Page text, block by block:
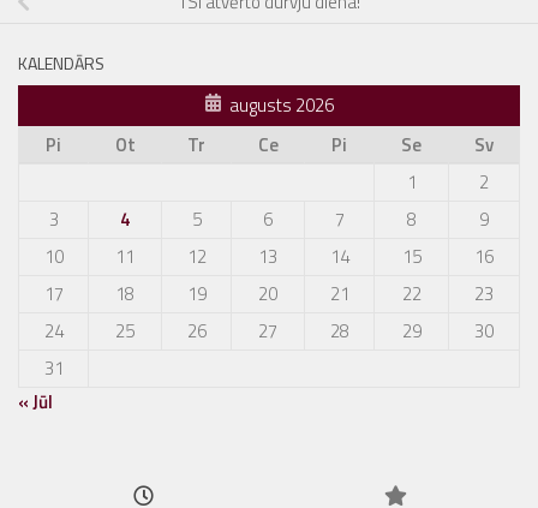
KALENDĀRS
augusts 2026
Pi
Ot Tr Ce Pi Se
Sv
1
2
3
4 5 6 7 8
9
10
11 12 13 14 15
16
17
18 19 20 21 22
23
24
25 26 27 28 29
30
31
« Jūl